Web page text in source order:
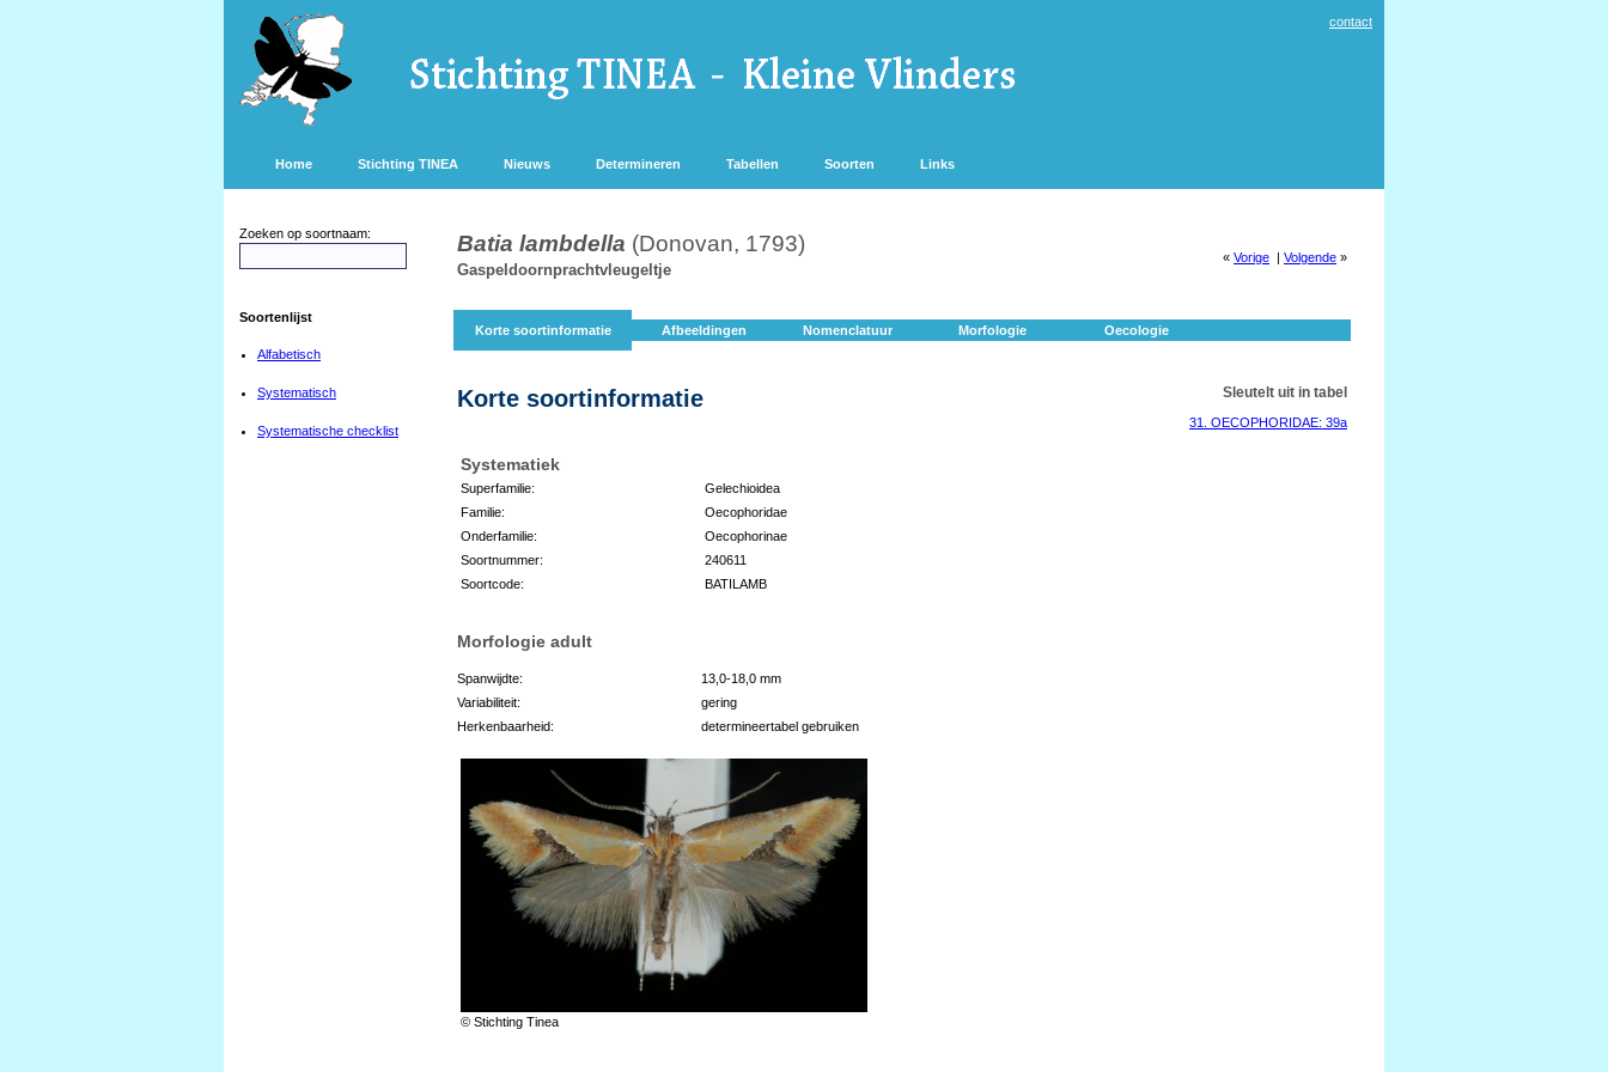
contact
Home Stichting TINEA Nieuws Determineren Tabellen Soorten Links
Zoeken op soortnaam:
Soortenlijst
Alfabetisch
Systematisch
Systematische checklist
Batia lambdella (Donovan, 1793)
Gaspeldoornprachtvleugeltje
« Vorige | Volgende »
Korte soortinformatie Afbeeldingen Nomenclatuur Morfologie Oecologie
Korte soortinformatie
Systematiek
Superfamilie:
Gelechioidea
Familie:
Oecophoridae
Onderfamilie:
Oecophorinae
Soortnummer:
240611
Soortcode:
BATILAMB
Sleutelt uit in tabel
31. OECOPHORIDAE: 39a
Morfologie adult
Spanwijdte:
13,0-18,0 mm
Variabiliteit:
gering
Herkenbaarheid:
determineertabel gebruiken
© Stichting Tinea